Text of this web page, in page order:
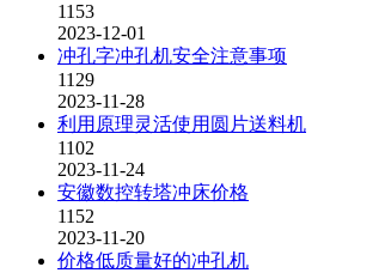
1153
2023-12-01
冲孔字冲孔机安全注意事项
1129
2023-11-28
利用原理灵活使用圆片送料机
1102
2023-11-24
安徽数控转塔冲床价格
1152
2023-11-20
价格低质量好的冲孔机